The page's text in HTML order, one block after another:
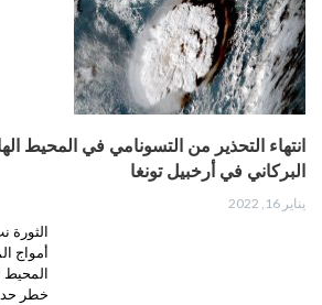
انتهاء التحذير من التسونامي في المحيط
البركاني في أرخبيل تونغا
يناير 16, 2022
الثورة
أمواج
المحيط
خطر